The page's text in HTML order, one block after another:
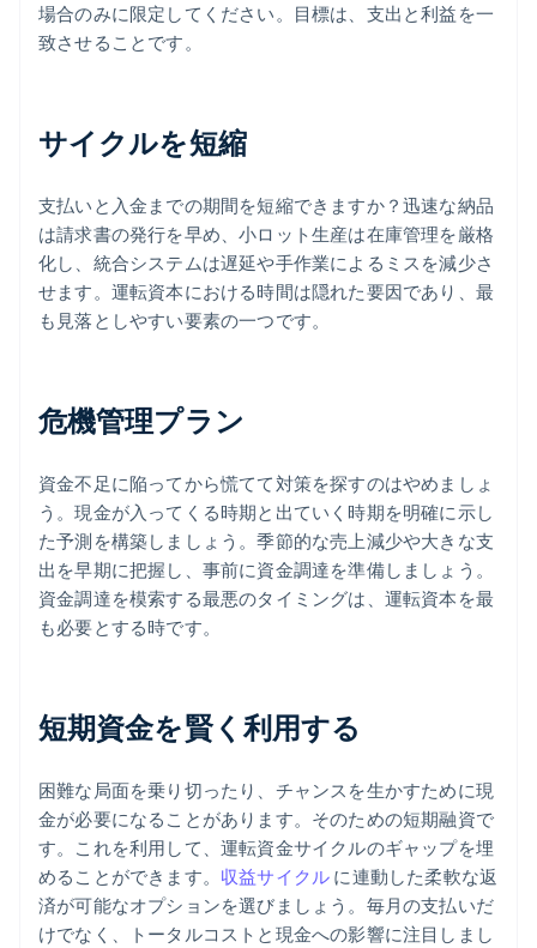
場合のみに限定してください。目標は、支出と利益を一
致させることです。
サイクルを短縮
支払いと入金までの期間を短縮できますか？迅速な納品
は請求書の発行を早め、小ロット生産は在庫管理を厳格
化し、統合システムは遅延や手作業によるミスを減少さ
せます。運転資本における時間は隠れた要因であり、最
も見落としやすい要素の一つです。
危機管理プラン
資金不足に陥ってから慌てて対策を探すのはやめましょ
う。現金が入ってくる時期と出ていく時期を明確に示し
た予測を構築しましょう。季節的な売上減少や大きな支
出を早期に把握し、事前に資金調達を準備しましょう。
資金調達を模索する最悪のタイミングは、運転資本を最
も必要とする時です。
短期資金を賢く利用する
困難な局面を乗り切ったり、チャンスを生かすために現
金が必要になることがあります。そのための短期融資で
す。これを利用して、運転資金サイクルのギャップを埋
めることができます。 収益サイクル に連動した柔軟な返
済が可能なオプションを選びましょう。毎月の支払いだ
けでなく、トータルコストと現金への影響に注目しまし